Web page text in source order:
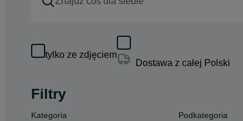
tylko ze zdjęciem
Dostawa z całej Polski
Filtry
Kategoria Podkategoria